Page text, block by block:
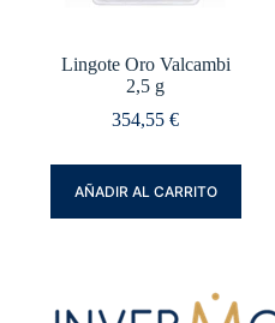
Lingote Oro Valcambi
2,5 g
354,55€
AÑADIR AL CARRITO